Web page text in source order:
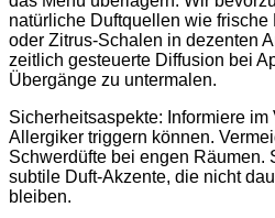
natürliche Duftquellen wie frische
oder Zitrus‑Schalen in dezenten
zeitlich gesteuerte Diffusion bei
Übergänge zu untermalen.
Sicherheitsaspekte: Informiere
Allergiker triggern können.
Schwerdüfte bei engen Räumen.
subtile Duft‑Akzente, die nicht
bleiben.